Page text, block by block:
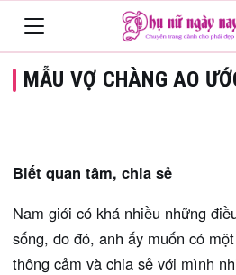
navigation
MẪU VỢ CHÀNG AO
Biết quan tâm, chia sẻ
Nam giới có khá nhiều những
sống, do đó, anh ấy muốn có
thông cảm và chia sẻ với mình